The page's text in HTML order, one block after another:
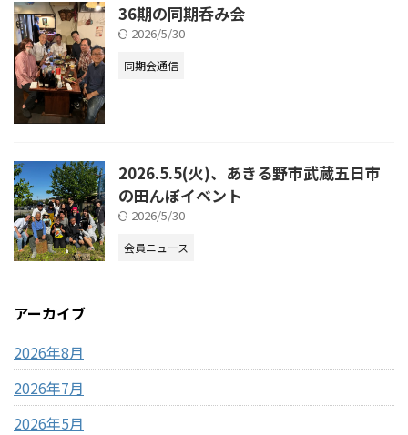
36期の同期呑み会
2026/5/30
同期会通信
2026.5.5(火)、あきる野市武蔵五日市
の田んぼイベント
2026/5/30
会員ニュース
アーカイブ
2026年8月
2026年7月
2026年5月